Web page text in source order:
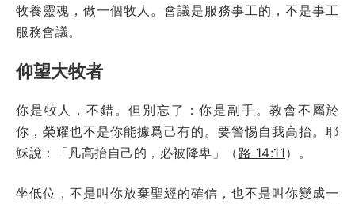
牧養靈魂，做一個牧人。會議是服務事工的，不是事工
服務會議。
仰望大牧者
你是牧人，不錯。但別忘了：你是副手。教會不屬於
你，榮耀也不是你能據爲己有的。要警惕自我高抬。耶
穌說：「凡高抬自己的，必被降卑」（ 路 14:11）。
坐低位，不是叫你放棄聖經的確信，也不是叫你變成一